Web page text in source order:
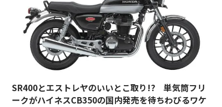
SR400とエストレヤのいいとこ取り!? 単気筒フリ
ークがハイネスCB350の国内発売を待ちわびるワケ